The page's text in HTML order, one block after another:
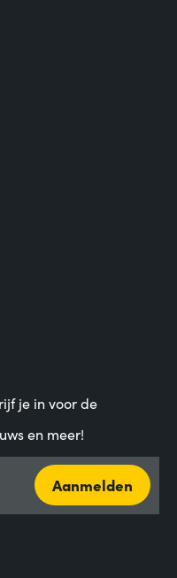
je in voor de
en meer!
Aanmelden